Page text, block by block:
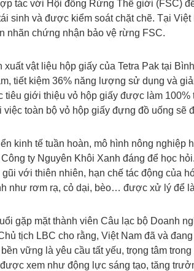
tác với Hội đồng Rừng Thế giới (FSC)
sinh và được kiểm soát chặt chẽ. Tại
nhãn chứng nhận bảo vệ rừng FSC.
xuất vật liệu hộp giấy của Tetra Pak tại
tiết kiệm 36% năng lượng sử dụng và
tiêu giới thiệu vỏ hộp giấy được làm
toàn bộ vỏ hộp giấy đựng đồ uống sẽ
kinh tế tuần hoàn, mô hình nông nghiệp
ty Nguyên Khôi Xanh đáng để học
gũi với thiên nhiên, hạn chế tác động của
như rơm rạ, cỏ dại, bèo… được xử lý để
gặp mặt thành viên Câu lạc bộ Doanh
tịch LBC cho rằng, Việt Nam đã và
vững là yêu cầu tất yếu, trọng tâm
xem như động lực sáng tạo, tăng